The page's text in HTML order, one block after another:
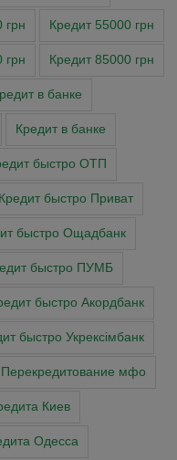
грн Кредит 55000 грн
грн Кредит 85000 грн
в банке
Кредит в банке
быстро ОТП
Кредит быстро Приват
быстро Ощадбанк
быстро ПУМБ
быстро Акордбанк
быстро Укрексімбанк
Перекредитование мфо
Киев
Одесса